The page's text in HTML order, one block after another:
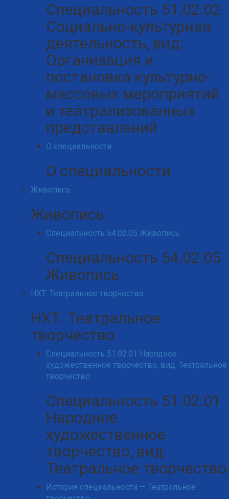
Специальность 51.02.02
Социально-культурная
деятельность, вид:
Организация и
постановка культурно-
массовых мероприятий
и театрализованных
представлений
О специальности
О специальности
Живопись
Живопись
Специальность 54.02.05 Живопись
Специальность 54.02.05
Живопись
НХТ. Театральное творчество
НХТ. Театральное
творчество
Специальность 51.02.01 Народное
художественное творчество, вид: Театральное
творчество
Специальность 51.02.01
Народное
художественное
творчество, вид:
Театральное творчество
История специальности — Театральное